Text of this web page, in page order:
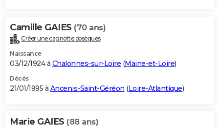
Camille GAIES (70 ans)
Créer une cagnotte obsèques
Naissance
03/12/1924 à Chalonnes-sur-Loire (Maine-et-Loire)
Décès
21/01/1995 à Ancenis-Saint-Géréon (Loire-Atlantique)
Marie GAIES (88 ans)